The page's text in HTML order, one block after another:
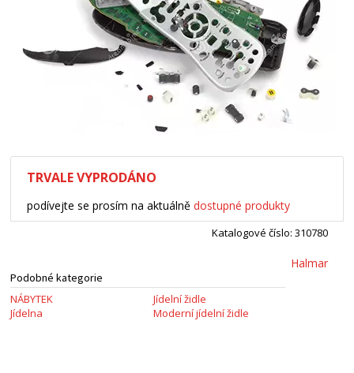
TRVALE VYPRODÁNO
podívejte se prosím na aktuálnědostupné produkty
Katalogové číslo: 310780
Podobné kategorie
NÁBYTEK
Jídelna
Jídelní židle
Moderní jídelní židle
Halmar